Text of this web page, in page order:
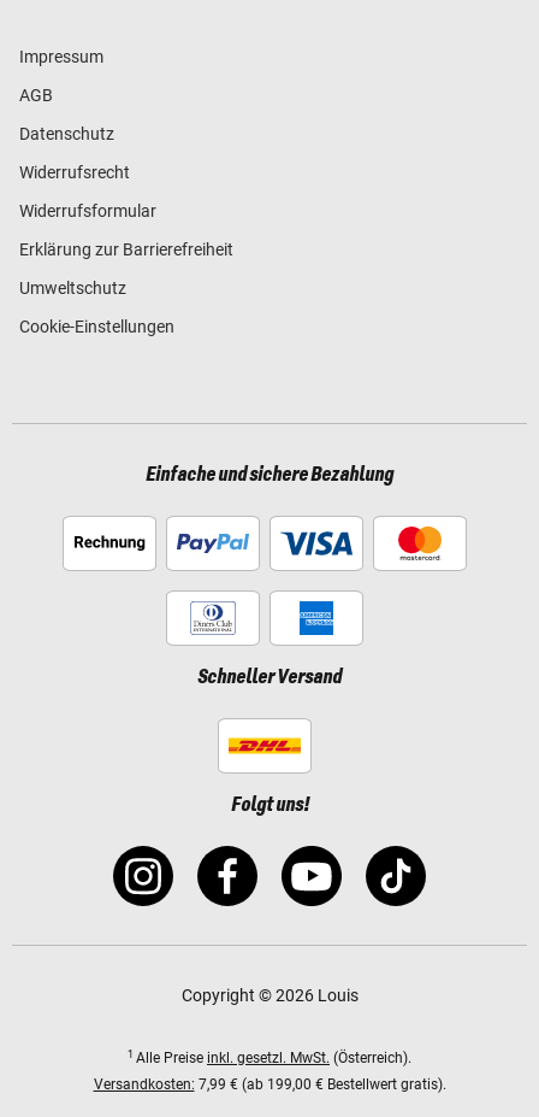
Impressum
AGB
Datenschutz
Widerrufsrecht
Widerrufsformular
Erklärung zur Barrierefreiheit
Umweltschutz
Cookie-Einstellungen
Einfache und sichere Bezahlung
Schneller Versand
Folgt uns!
Copyright © 2026 Louis
1 Alle Preise inkl. gesetzl. MwSt. (Österreich).
Versandkosten: 7,99 € (ab 199,00 € Bestellwert gratis).